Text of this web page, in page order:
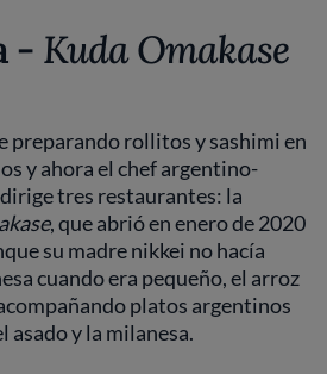
- Kuda Omakase
preparando rollitos y sashimi en
y ahora el chef argentino-
dirige tres restaurantes: la
, que abrió en enero de 2020
su madre nikkei no hacía
cuando era pequeño, el arroz
platos argentinos
y la milanesa.